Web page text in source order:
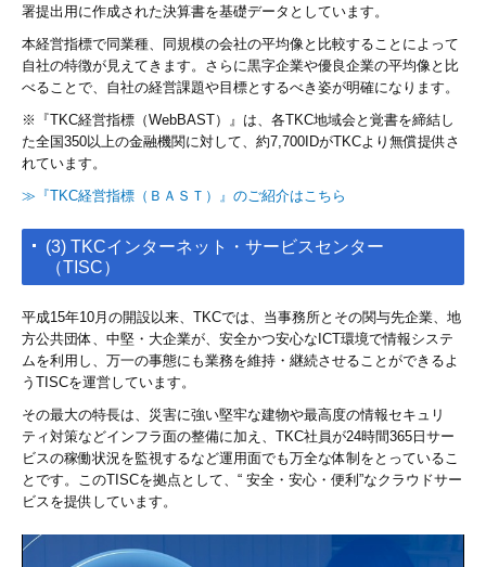
署提出用に作成された決算書を基礎データとしています。
本経営指標で同業種、同規模の会社の平均像と比較することによって
自社の特徴が見えてきます。さらに黒字企業や優良企業の平均像と比
べることで、自社の経営課題や目標とするべき姿が明確になります。
※『TKC経営指標（WebBAST）』は、各TKC地域会と覚書を締結し
た全国350以上の金融機関に対して、約7,700IDがTKCより無償提供さ
れています。
≫『TKC経営指標（ＢＡＳＴ）』のご紹介はこちら
(3) TKCインターネット・サービスセンター
（TISC）
平成15年10月の開設以来、TKCでは、当事務所とその関与先企業、地
方公共団体、中堅・大企業が、安全かつ安心なICT環境で情報システ
ムを利用し、万一の事態にも業務を維持・継続させることができるよ
うTISCを運営しています。
その最大の特長は、災害に強い堅牢な建物や最高度の情報セキュリ
ティ対策などインフラ面の整備に加え、TKC社員が24時間365日サー
ビスの稼働状況を監視するなど運用面でも万全な体制をとっているこ
とです。このTISCを拠点として、“ 安全・安心・便利”なクラウドサー
ビスを提供しています。